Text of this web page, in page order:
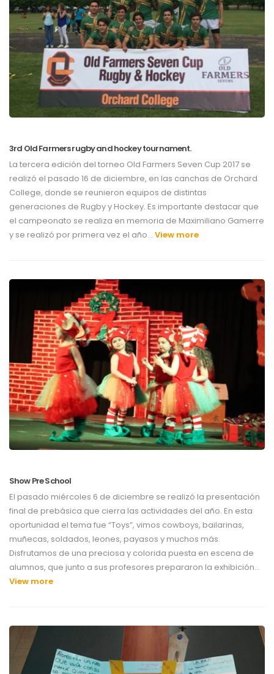
3rd Old Farmers rugby and hockey tournament.
La tercera edición del torneo Old Farmers Seven Cup 2017 se
realizó el pasado 16 de diciembre, en las canchas de Orchard
College, donde se reunieron equipos de distintas
generaciones de Rugby y Hockey. Es importante destacar que
el campeonato se realiza en memoria de Maximiliano Gamerre
y se realizó por primera vez el año… View more
Show Pre School
El pasado miércoles 6 de diciembre se realizó la presentación
final de prebásica que cierra las actividades del año. En esta
oportunidad el tema fue “Toys”, vimos cowboys, bailarinas,
muñecas, soldados, leones, payasos y muchos más.
Disfrutamos de una preciosa y colorida puesta en escena de
alumnos, que junto a sus profesores prepararon la exhibición…
View more